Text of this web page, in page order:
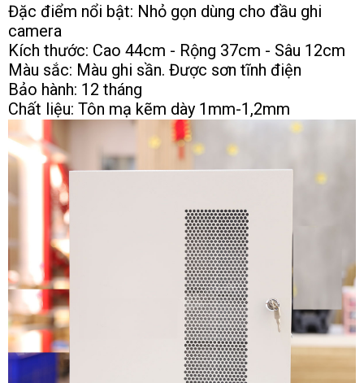
Đặc điểm nổi bật: Nhỏ gọn dùng cho đầu ghi
camera
Kích thước: Cao 44cm - Rộng 37cm - Sâu 12cm
Màu sắc: Màu ghi sần. Được sơn tĩnh điện
Bảo hành: 12 tháng
Chất liệu: Tôn mạ kẽm dày 1mm-1,2mm